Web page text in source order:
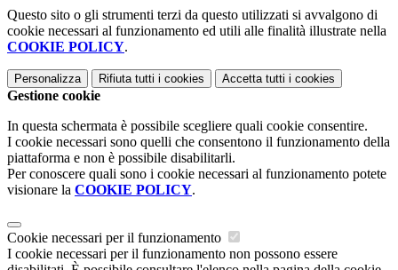
Questo sito o gli strumenti terzi da questo utilizzati si avvalgono di
cookie necessari al funzionamento ed utili alle finalità illustrate nella
COOKIE POLICY.
Personalizza Rifiuta tutti i cookies Accetta tutti i cookies
Gestione cookie
In questa schermata è possibile scegliere quali cookie consentire.
I cookie necessari sono quelli che consentono il funzionamento della
piattaforma e non è possibile disabilitarli.
Per conoscere quali sono i cookie necessari al funzionamento potete
visionare la COOKIE POLICY.
Cookie necessari per il funzionamento
I cookie necessari per il funzionamento non possono essere